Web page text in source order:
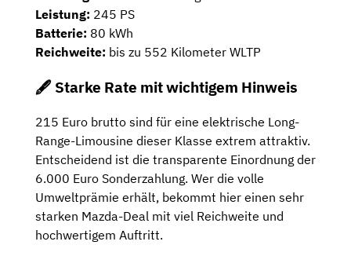
Leistung: 245 PS
Batterie: 80 kWh
Reichweite: bis zu 552 Kilometer WLTP
🖋️ Starke Rate mit wichtigem Hinweis
215 Euro brutto sind für eine elektrische Long-
Range-Limousine dieser Klasse extrem attraktiv.
Entscheidend ist die transparente Einordnung der
6.000 Euro Sonderzahlung. Wer die volle
Umweltprämie erhält, bekommt hier einen sehr
starken Mazda-Deal mit viel Reichweite und
hochwertigem Auftritt.